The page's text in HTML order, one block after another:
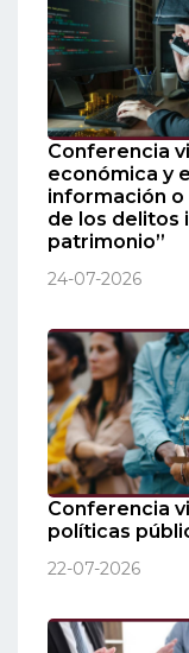
Conferencia
económica y
información o
de los delitos
patrimonio”
24-07-2026
Conferencia
políticas
22-07-2026